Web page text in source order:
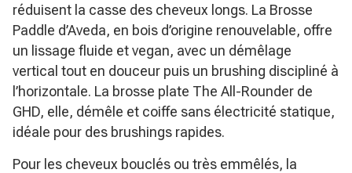
réduisent la casse des cheveux longs. La Brosse
Paddle d’Aveda, en bois d’origine renouvelable, offre
un lissage fluide et vegan, avec un démêlage
vertical tout en douceur puis un brushing discipliné à
l’horizontale. La brosse plate The All-Rounder de
GHD, elle, démêle et coiffe sans électricité statique,
idéale pour des brushings rapides.
Pour les cheveux bouclés ou très emmêlés, la